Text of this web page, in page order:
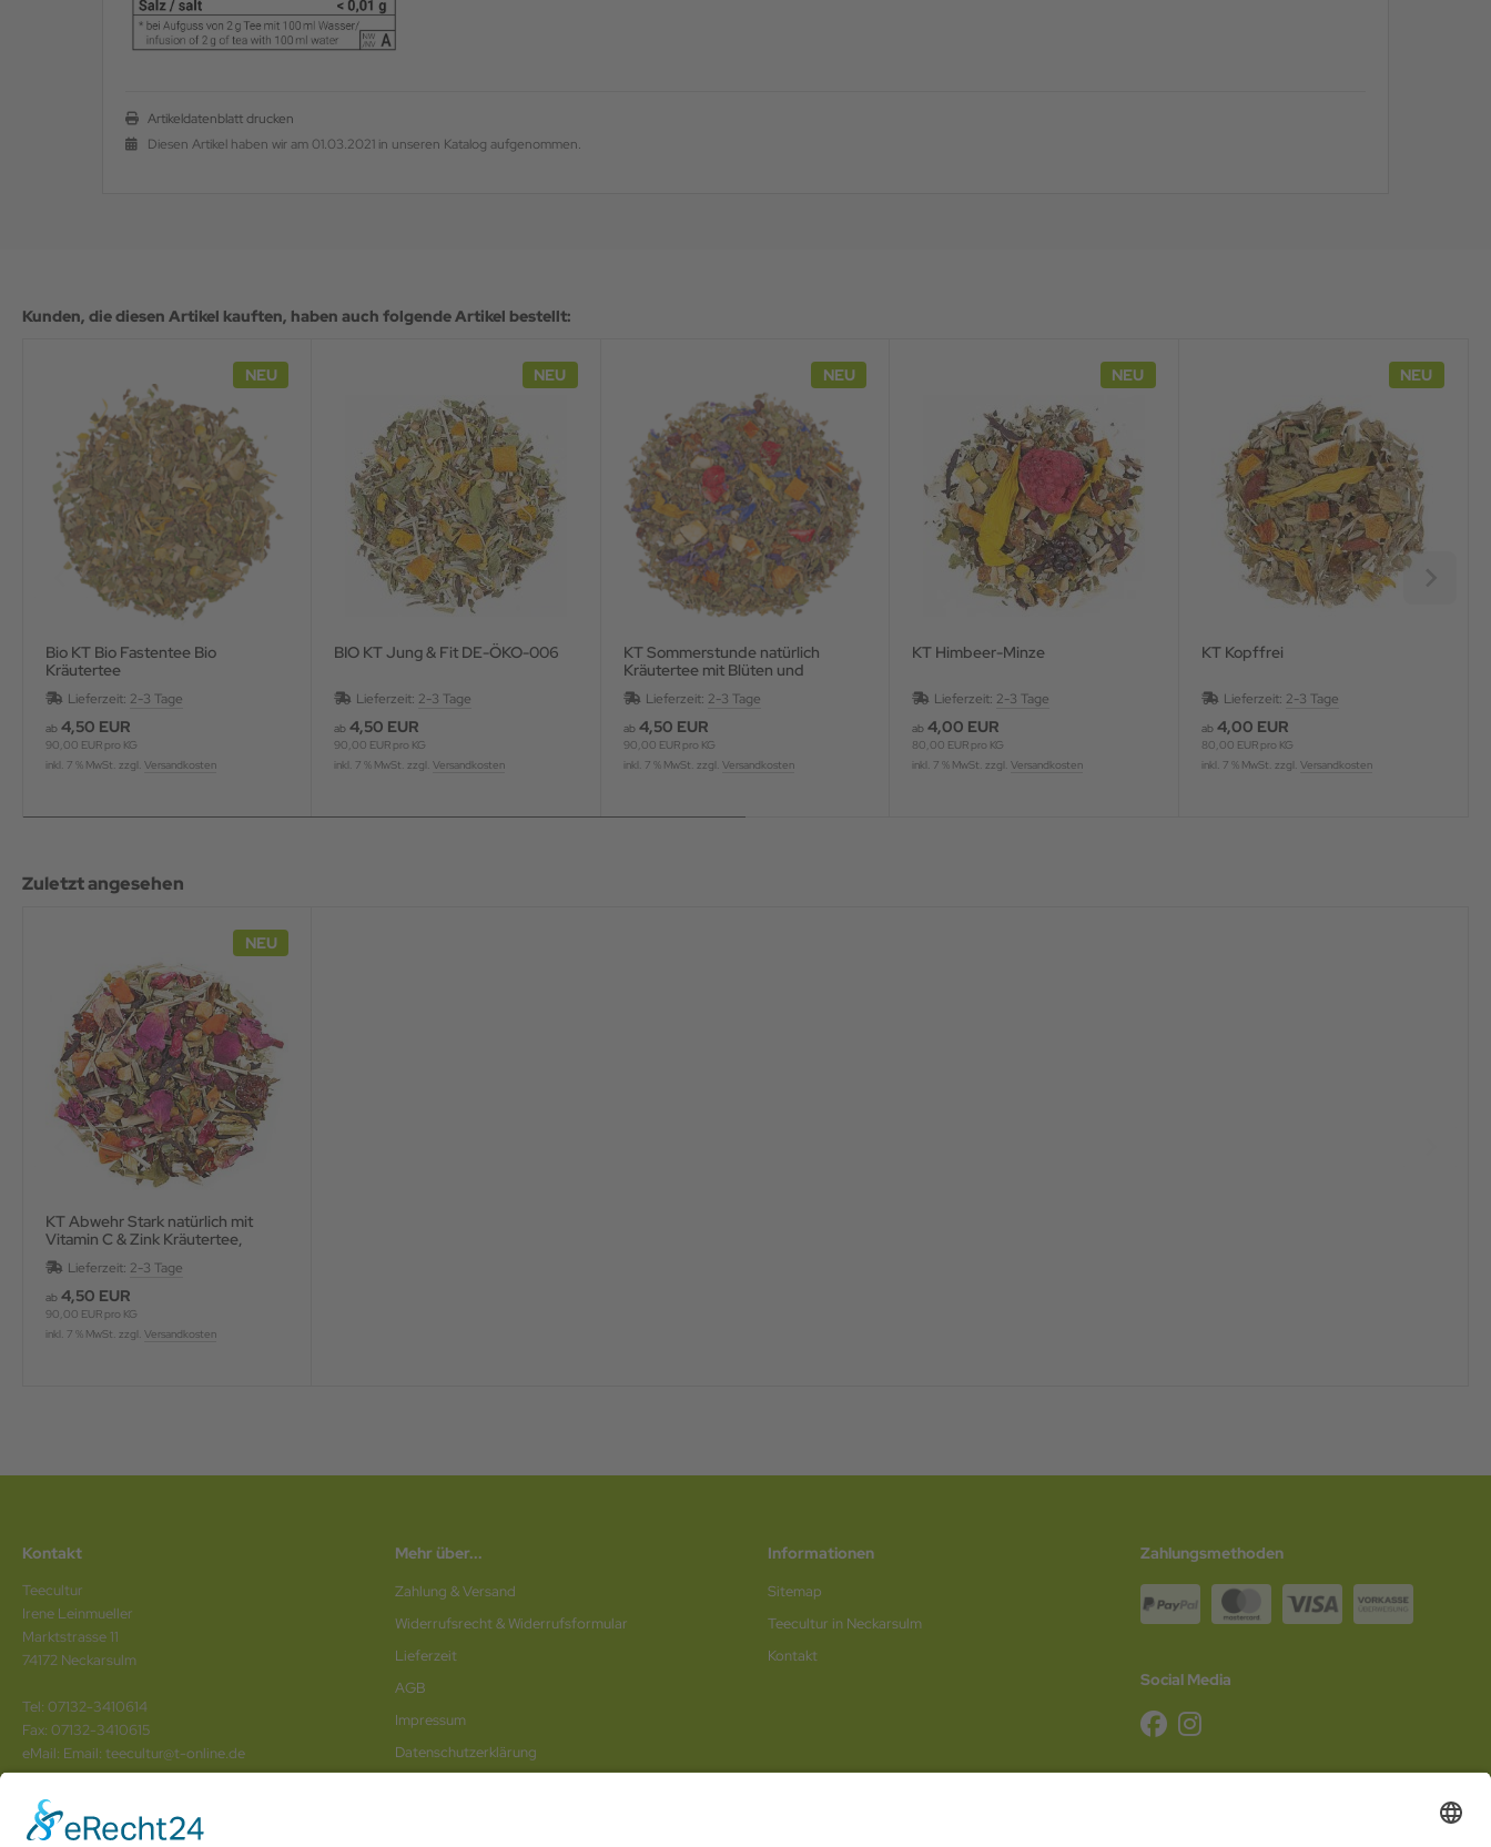
Artikeldatenblatt drucken
Diesen Artikel haben wir am 01.03.2021 in unseren Katalog aufgenommen.
Kunden, die diesen Artikel kauften, haben auch folgende Artikel bestellt:
NEU
Bio KT Bio Fastentee Bio
Kräutertee
Lieferzeit: 2-3 Tage
ab 4,50 EUR
90,00 EUR pro KG
inkl. 7 % MwSt. zzgl. Versandkosten
NEU
BIO KT Jung & Fit DE-ÖKO-006
Lieferzeit: 2-3 Tage
ab 4,50 EUR
90,00 EUR pro KG
inkl. 7 % MwSt. zzgl.Versandkosten
NEU
KT Sommerstunde natürlich
Kräutertee mit Blüten und
Fruchtstücken, aromatisiert
Lieferzeit: 2-3 Tage
ab 4,50 EUR
90,00 EUR pro KG
inkl. 7 % MwSt. zzgl. Versandkosten
NEU
KT Himbeer-Minze
Lieferzeit: 2-3 Tage
ab 4,00 EUR
80,00 EUR pro KG
inkl. 7 % MwSt. zzgl.Versandkosten
NEU
KT Kopffrei
Lieferzeit: 2-3 Tage
ab 4,00 EUR
80,00 EUR pro KG
inkl. 7 % MwSt. zzgl. Versandkosten
Zuletzt angesehen
NEU
KT Abwehr Stark natürlich mit
Vitamin C & Zink Kräutertee,
aromatisiert
Lieferzeit: 2-3 Tage
ab 4,50 EUR
90,00 EUR pro KG
inkl. 7 % MwSt. zzgl. Versandkosten
Kontakt
Teecultur
Irene Leinmueller
Marktstrasse 11
74172 Neckarsulm
Tel: 07132-3410614
Fax: 07132-3410615
eMail: Email: teecultur@t-online.de
Mehr über...
Zahlung & Versand
Widerrufsrecht & Widerrufsformular
Lieferzeit
AGB
Impressum
Datenschutz­erklärung
Informationen
Sitemap
Teecultur in Neckarsulm
Kontakt
Zahlungsmethoden
Social Media